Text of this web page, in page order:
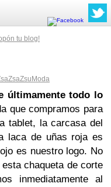
tu blog!
últimamente todo lo
que compramos para
tablet, la carcasa del
laca de uñas roja es
es nuestro logo. No
chaqueta de corte
inmediatamente al